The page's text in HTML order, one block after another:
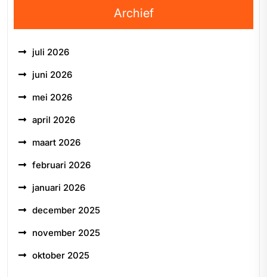
Archief
juli 2026
juni 2026
mei 2026
april 2026
maart 2026
februari 2026
januari 2026
december 2025
november 2025
oktober 2025